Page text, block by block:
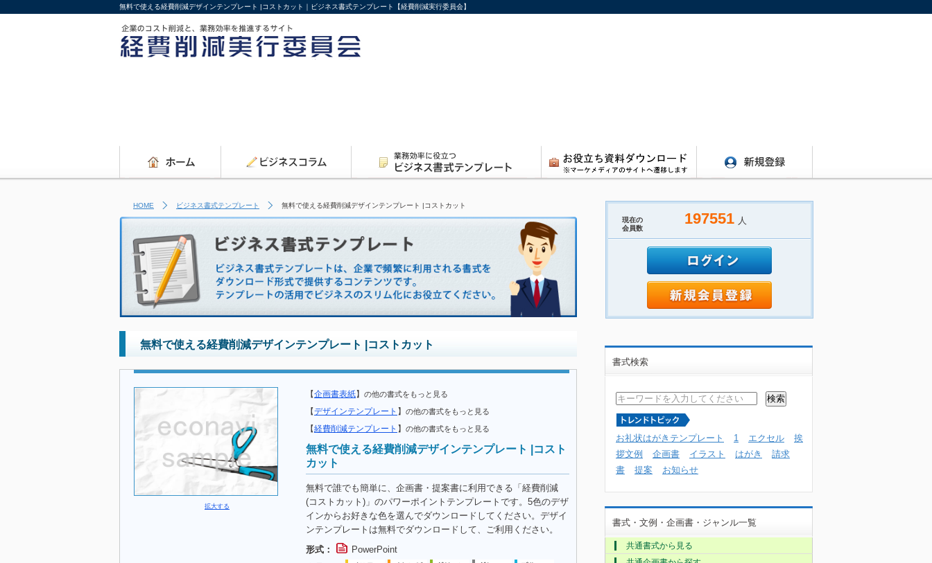
無料で使える経費削減デザインテンプレート |コストカット｜ビジネス書式テンプレート【経費削減実行委員会】
HOME ビジネス書式テンプレート 無料で使える経費削減デザインテンプレート |コストカット
無料で使える経費削減デザインテンプレート |コストカット
拡大する
【企画書表紙】 の他の書式をもっと見る
【デザインテンプレート 】 の他の書式をもっと見る
【経費削減テンプレート 】 の他の書式をもっと見る
無料で使える経費削減デザインテンプレート |コスト
カット
無料で誰でも簡単に、企画書・提案書に利用できる「経費削減
(コストカット)」のパワーポイントテンプレートです。5色のデザ
インからお好きな色を選んでダウンロードしてください。デザイ
ンテンプレートは無料でダウンロードして、ご利用ください。
形式：
PowerPoint
現在の
会員数
197551 人
書式検索
お礼状はがきテンプレート 1 エクセル
挨
拶文例
企画書 イラスト はがき
請求
書
提案 お知らせ
書式・文例・企画書・ジャンル一覧
共通書式から見る